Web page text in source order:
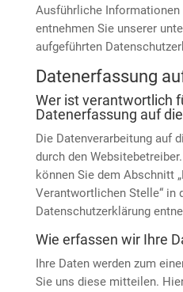
Ausführliche
entnehmen Sie unserer
aufgeführten
Datenerfassung
Wer ist verantwortlich
Datenerfassung auf
Die Datenverarbeitung auf
durch den
können Sie dem Abschnitt
Verantwortlichen Stelle“ in
Datenschutzerklärung
Wie erfassen wir Ihre
Ihre Daten werden zum
Sie uns diese mitteilen.